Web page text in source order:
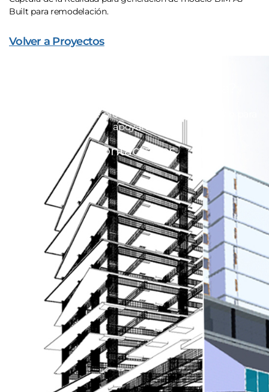
Built para remodelación.
Volver a Proyectos
Nuestro equipo de profesionales está dispuesto para
apoyarte.
Contáctanos